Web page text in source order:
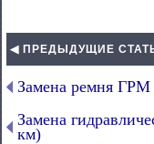
◀ ПРЕДЫДУЩИЕ
Замена ремня ГРМ
Замена
км)